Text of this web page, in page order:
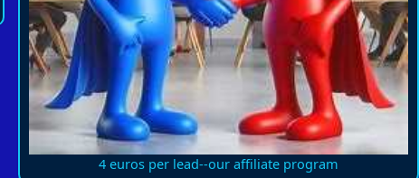
4 euros per lead--our affiliate program